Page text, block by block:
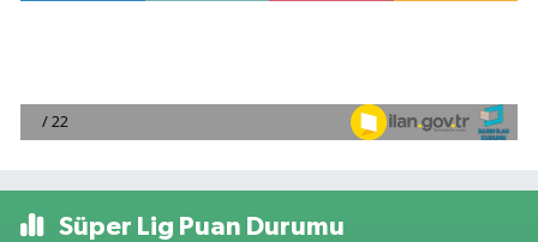
Süper Lig Puan Durumu